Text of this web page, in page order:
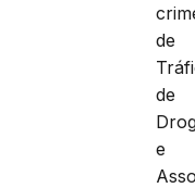
de
de
e